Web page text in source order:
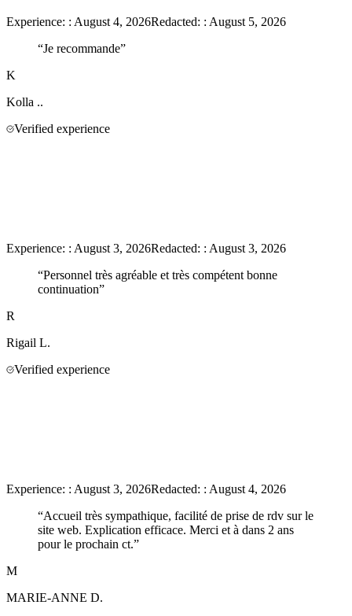
Experience: : August 4, 2026Redacted: : August 5, 2026
“Je recommande”
K
Kolla ..
Verified experience
Experience: : August 3, 2026Redacted: : August 3, 2026
“Personnel très agréable et très compétent bonne
continuation”
R
Rigail L.
Verified experience
Experience: : August 3, 2026Redacted: : August 4, 2026
“Accueil très sympathique, facilité de prise de rdv sur le
site web. Explication efficace. Merci et à dans 2 ans
pour le prochain ct.”
M
MARIE-ANNE D.